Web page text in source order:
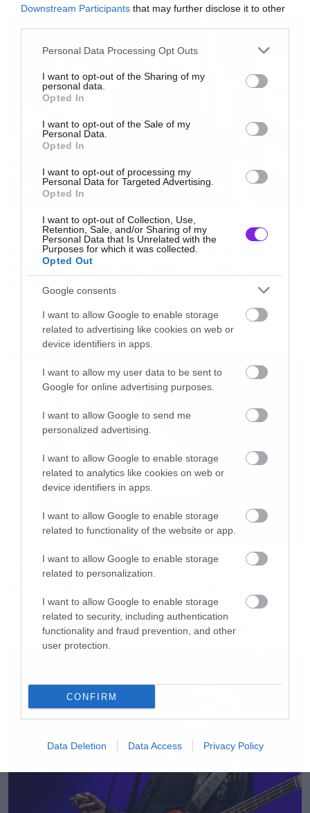
Downstream Participants that may further disclose it to other
Please note that this website/app uses one or more Google
not limited to your visit or usage behaviour. You may click to
grant or deny consent to Google and its third-party tags to
use your data for below specified purposes in below Google
consent section.
Personal Data Processing Opt Outs
I want to opt-out of the Sharing of my
personal data.
Opted In
I want to opt-out of the Sale of my
Personal Data.
Opted In
I want to opt-out of processing my
Personal Data for Targeted Advertising.
Opted In
I want to opt-out of Collection, Use,
Retention, Sale, and/or Sharing of my
Personal Data that Is Unrelated with the
Purposes for which it was collected.
Opted Out
Google consents
I want to allow Google to enable storage
related to advertising like cookies on web or
device identifiers in apps.
I want to allow my user data to be sent to
Google for online advertising purposes.
I want to allow Google to send me
personalized advertising.
I want to allow Google to enable storage
related to analytics like cookies on web or
device identifiers in apps.
I want to allow Google to enable storage
related to functionality of the website or app.
I want to allow Google to enable storage
related to personalization.
I want to allow Google to enable storage
related to security, including authentication
functionality and fraud prevention, and other
user protection.
CONFIRM
Data Deletion Data Access Privacy Policy
συμβαίνει δεν είστε μόνοι. Πίσω όμως από τις
κραυγές υπάρχει μια ιστορία. Κατά τη διάρκεια
της ηχογράφησης
του Iowa ο Sid Wilson εμφανίστηκε στο
στούντιο χωρίς να υπάρχει λόγος. Ο παππούς
του είχε πεθάνει το προηγούμενο βράδυ και οι
φίλοι του στο συγκρότημα αποφάσισαν πως
ένα μικρόφωνο και τον άφησαν να ουρλιάξει
και να κλάψει όσο ήθελε, η συνέχεια είναι
γνωστή.
Ο Clown και οι φοβίες του
Ο άνθρωπος που έχει παραδεχτεί πως φοβάται
το κοάλα από όλα τα ζώα του κόσμου, δεν
δίστασε να γευτεί περιττώματα ενώ βρισκόταν
πάνω στη σκηνή. Τουλάχιστον σύμφωνα με τον
κιθαρίστα της μπάντας Jim Root, η ποσότητα
ήταν μικρή.
Ένα αυτόγραφο παρακαλώ
Όποιος πάει ξανά με ένα απλό χαρτί ή καμιά
μπλούζα για να πάρει αυτόγραφο ας μην κάνει
τον κόπο να βγει ξανά από το σπίτι του. Ας
πάρει μαθήματα από τον οπαδό
των Slipknot που κάποτε είχε ζητήσει από
τον clown να του υπογράψει πάνω σε μια
Κοκαλάκι;
Ακόμα πιο περίεργη είναι και πάλι μια ιστορία
του clown στην οποία αφηγείται πως ένας
τύπος του έφερε ανθρώπινο κόκκαλο το οποίο
System of a Down και Faith No
More μαζί σε περιοδεία στην
Αυστραλία
Movies
The X-Files: I Want to Believe –
Επιστρέφει με director’s cut που
υπόσχεται περισσότερο τρόμο